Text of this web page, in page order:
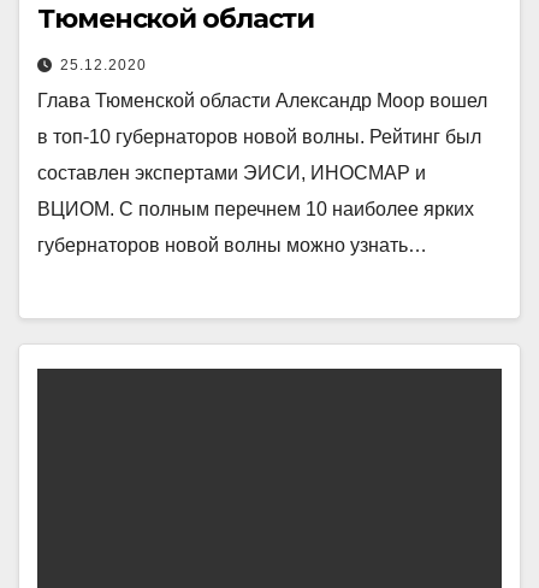
Тюменской области
25.12.2020
Глава Тюменской области Александр Моор вошел
в топ-10 губернаторов новой волны. Рейтинг был
составлен экспертами ЭИСИ, ИНОСМАР и
ВЦИОМ. С полным перечнем 10 наиболее ярких
губернаторов новой волны можно узнать…